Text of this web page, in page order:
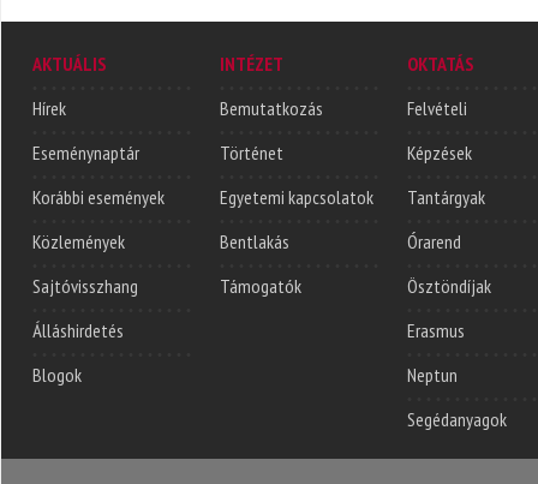
AKTUÁLIS
Hírek
Eseménynaptár
Korábbi események
Közlemények
Sajtóvisszhang
Álláshirdetés
Blogok
INTÉZET
Bemutatkozás
Történet
Egyetemi kapcsolatok
Bentlakás
Támogatók
OKTATÁS
Felvételi
Képzések
Tantárgyak
Órarend
Ösztöndíjak
Erasmus
Neptun
Segédanyagok